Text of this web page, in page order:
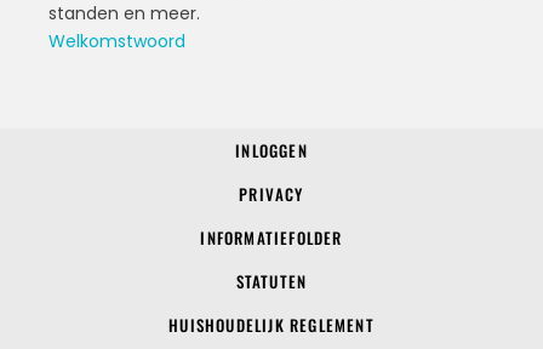
standen en meer.
Welkomstwoord
INLOGGEN
PRIVACY
INFORMATIEFOLDER
STATUTEN
HUISHOUDELIJK REGLEMENT
© 2022 SV Voerendaal